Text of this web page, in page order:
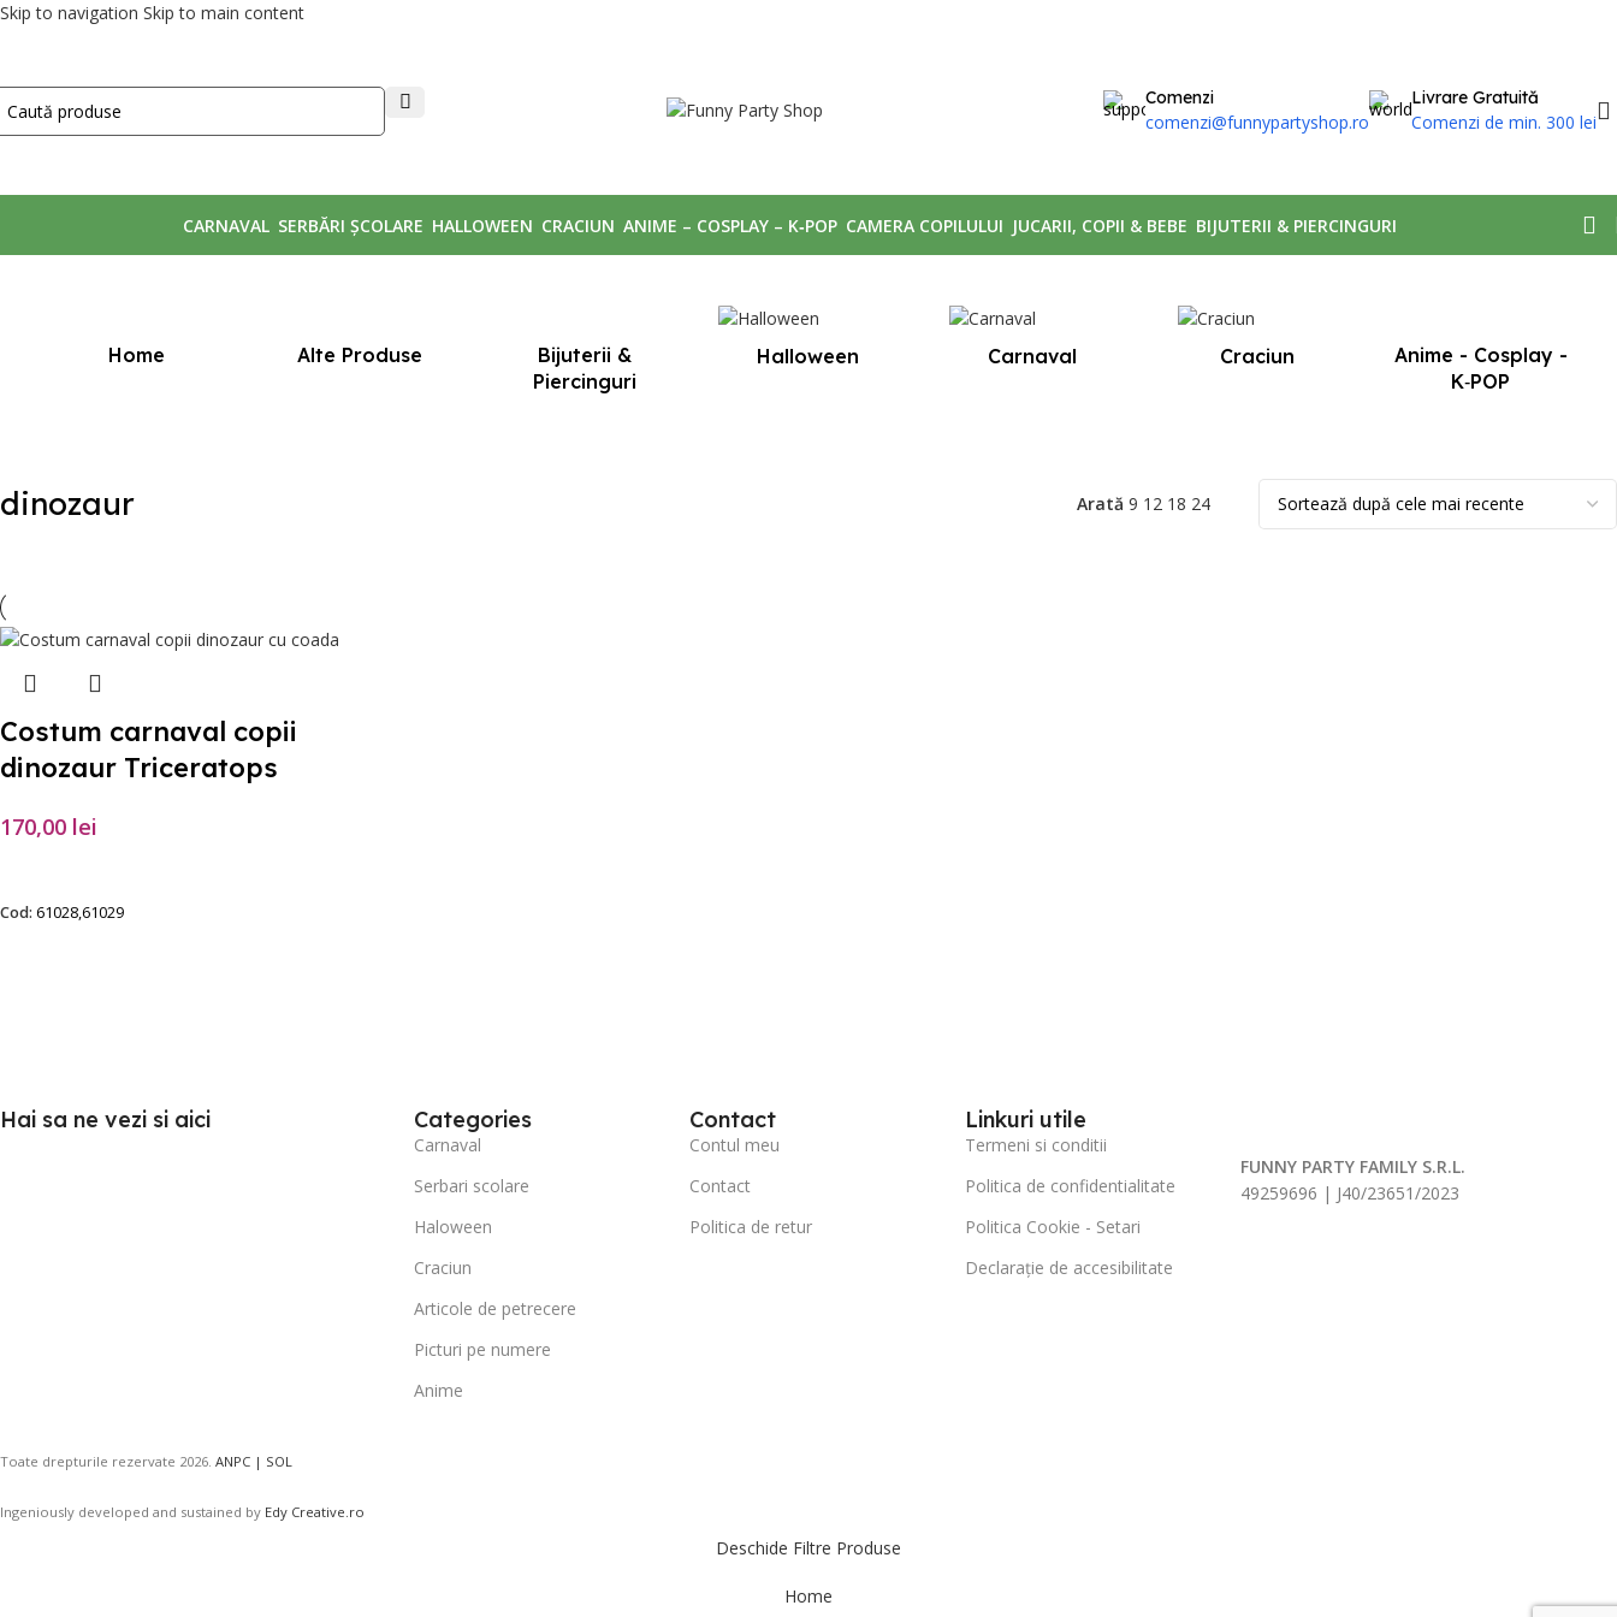
Skip to navigation Skip to main content
Comenzi
comenzi@funnypartyshop.ro
Livrare Gratuită
Comenzi de min. 300 lei
CARNAVAL SERBĂRI ȘCOLARE HALLOWEEN CRACIUN ANIME – COSPLAY – K‑POP CAMERA COPILULUI JUCARII, COPII & BEBE BIJUTERII & PIERCINGURI
Produse etichetate „dinozaur”
Home Alte Produse
Bijuterii &
Piercinguri
Halloween Carnaval Craciun
Anime - Cosplay -
K‑POP
dinozaur Arată 9 12 18 24
Costum carnaval copii
dinozaur Triceratops
170,00 lei
Cod: 61028,61029
Hai sa ne vezi si aici Categories
Carnaval
Serbari scolare
Haloween
Craciun
Articole de petrecere
Picturi pe numere
Anime
Contact
Contul meu
Contact
Politica de retur
Linkuri utile
Termeni si conditii
Politica de confidentialitate
Politica Cookie - Setari
Declarație de accesibilitate
FUNNY PARTY FAMILY S.R.L.
49259696 | J40/23651/2023
Toate drepturile rezervate 2026. ANPC | SOL
Ingeniously developed and sustained by Edy Creative.ro
Deschide Filtre Produse
Home